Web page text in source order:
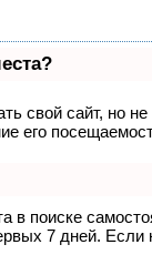
свой сайт, но
его
в поиске
7 дней.